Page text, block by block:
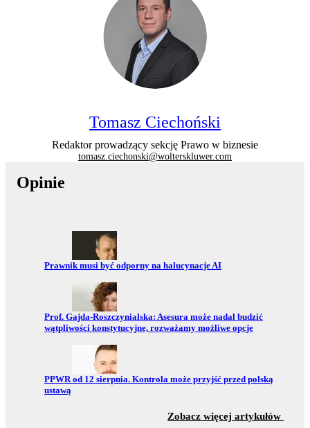
Tomasz Ciechoński
Redaktor prowadzący sekcję Prawo w biznesie
tomasz.ciechonski@wolterskluwer.com
Opinie
Przejdź do:
Prawnik musi być odporny na halucynacje AI
Przejdź do:
Prof. Gajda-Roszczynialska: Asesura może nadal budzić
wątpliwości konstytucyjne, rozważamy możliwe opcje
Przejdź do:
PPWR od 12 sierpnia. Kontrola może przyjść przed polską
ustawą
Zobacz więcej artykułów